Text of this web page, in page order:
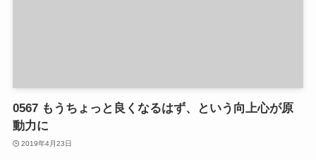
0567 もうちょっと良くなるはず、という向上心が原
動力に
2019年4月23日